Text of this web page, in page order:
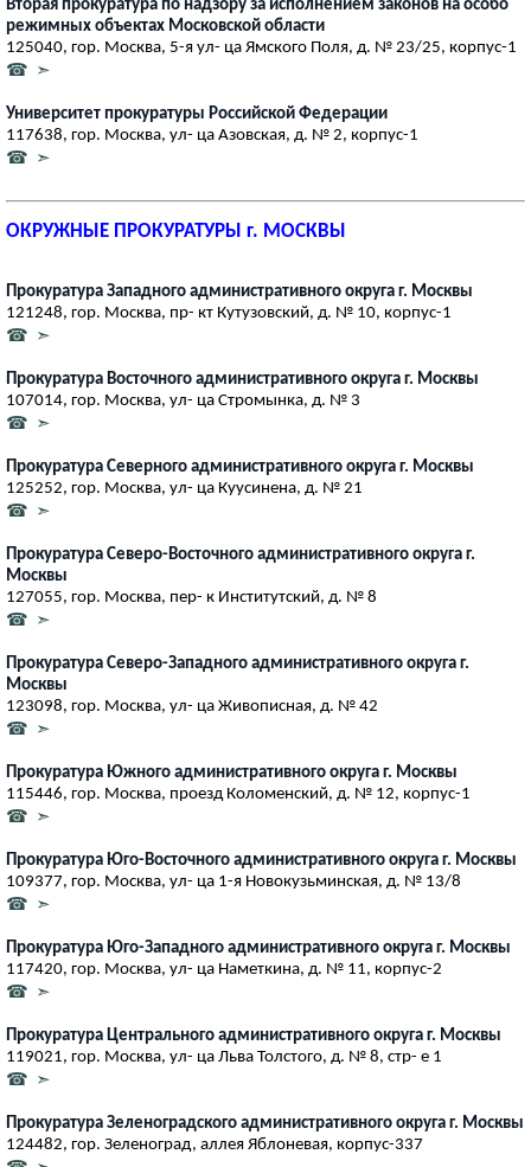
Вторая прокуратура по надзору за исполнением законов на особо
режимных объектах Московской области
125040, гор. Москва, 5-я ул- ца Ямского Поля, д. № 23/25, корпус-1
☎ ➣
Университет прокуратуры Российской Федерации
117638, гор. Москва, ул- ца Азовская, д. № 2, корпус-1
☎ ➣
ОКРУЖНЫЕ ПРОКУРАТУРЫ г. МОСКВЫ
Прокуратура Западного административного округа г. Москвы
121248, гор. Москва, пр- кт Кутузовский, д. № 10, корпус-1
☎ ➣
Прокуратура Восточного административного округа г. Москвы
107014, гор. Москва, ул- ца Стромынка, д. № 3
☎ ➣
Прокуратура Северного административного округа г. Москвы
125252, гор. Москва, ул- ца Куусинена, д. № 21
☎ ➣
Прокуратура Северо-Восточного административного округа г.
Москвы
127055, гор. Москва, пер- к Институтский, д. № 8
☎ ➣
Прокуратура Северо-Западного административного округа г.
Москвы
123098, гор. Москва, ул- ца Живописная, д. № 42
☎ ➣
Прокуратура Южного административного округа г. Москвы
115446, гор. Москва, проезд Коломенский, д. № 12, корпус-1
☎ ➣
Прокуратура Юго-Восточного административного округа г. Москвы
109377, гор. Москва, ул- ца 1-я Новокузьминская, д. № 13/8
☎ ➣
Прокуратура Юго-Западного административного округа г. Москвы
117420, гор. Москва, ул- ца Наметкина, д. № 11, корпус-2
☎ ➣
Прокуратура Центрального административного округа г. Москвы
119021, гор. Москва, ул- ца Льва Толстого, д. № 8, стр- е 1
☎ ➣
Прокуратура Зеленоградского административного округа г. Москвы
124482, гор. Зеленоград, аллея Яблоневая, корпус-337